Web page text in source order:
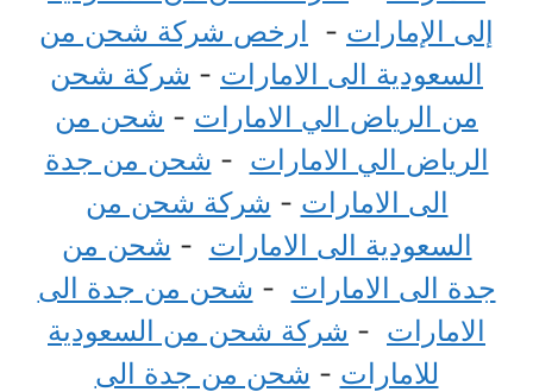
إلى الإمارات - ارخص شركة شحن من
السعودية الى الامارات - شركة شحن
من الرياض الي الامارات - شحن من
الرياض الي الامارات - شحن من جدة
الى الامارات - شركة شحن من
السعودية الى الامارات - شحن من
جدة الى الامارات - شحن من جدة الى
الامارات - شركة شحن من السعودية
للامارات - شحن من جدة الى